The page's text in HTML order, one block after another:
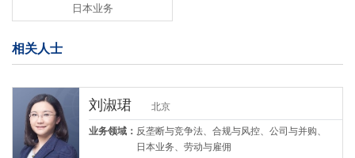
日本业务
相关人士
刘淑珺 北京
业务领域： 反垄断与竞争法、合规与风控、公司与并购、
日本业务、劳动与雇佣